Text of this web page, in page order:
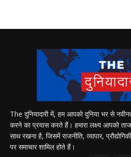
The दुनियादारी में, हम आपको दुनिया भर से
करने का प्रयास करते हैं। हमारा लक्ष्य आपको
साथ रखना है, जिसमें राजनीति, व्यापार,
पर समाचार शामिल होते हैं।